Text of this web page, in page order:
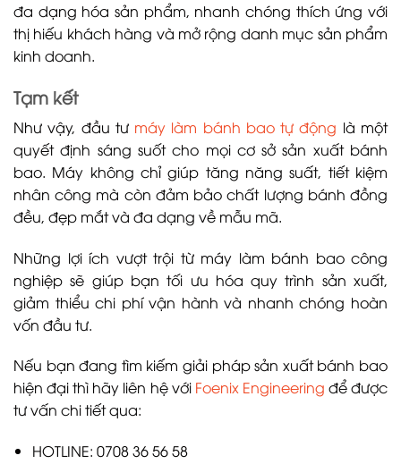
đa dạng hóa sản phẩm, nhanh chóng thích ứng với
thị hiếu khách hàng và mở rộng danh mục sản phẩm
kinh doanh.
Tạm kết
Như vậy, đầu tư máy làm bánh bao tự động là một
quyết định sáng suốt cho mọi cơ sở sản xuất bánh
bao. Máy không chỉ giúp tăng năng suất, tiết kiệm
nhân công mà còn đảm bảo chất lượng bánh đồng
đều, đẹp mắt và đa dạng về mẫu mã.
Những lợi ích vượt trội từ máy làm bánh bao công
nghiệp sẽ giúp bạn tối ưu hóa quy trình sản xuất,
giảm thiểu chi phí vận hành và nhanh chóng hoàn
vốn đầu tư.
Nếu bạn đang tìm kiếm giải pháp sản xuất bánh bao
hiện đại thì hãy liên hệ với Foenix Engineering để được
tư vấn chi tiết qua:
HOTLINE: 0708 36 56 58